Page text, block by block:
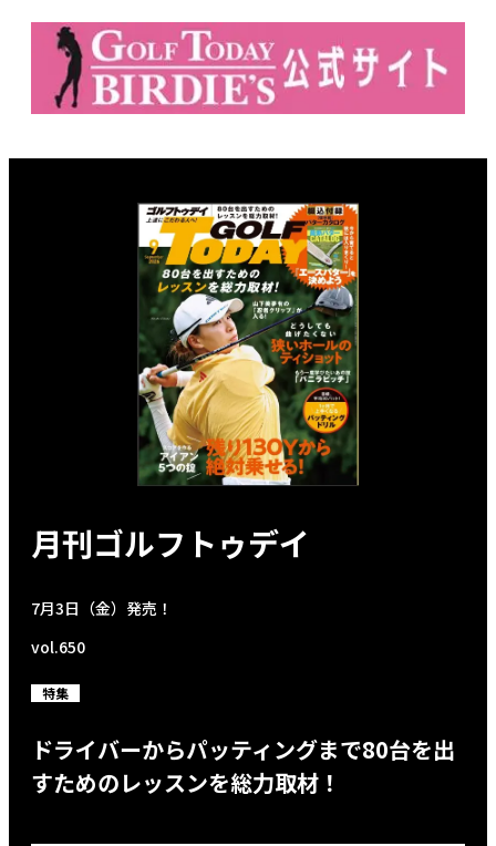
月刊ゴルフトゥデイ
7月3日（金）発売！
vol.650
特集
ドライバーからパッティングまで80台を出
すためのレッスンを総力取材！